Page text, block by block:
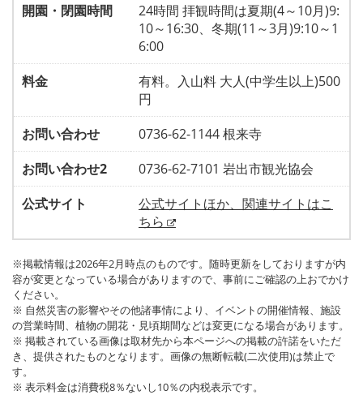
開園・閉園時間
24時間 拝観時間は夏期(4～10月)9:
10～16:30、冬期(11～3月)9:10～1
6:00
料金
有料。入山料 大人(中学生以上)500
円
お問い合わせ
0736-62-1144 根来寺
お問い合わせ2
0736-62-7101 岩出市観光協会
公式サイト
公式サイトほか、関連サイトはこ
ちら
※掲載情報は2026年2月時点のものです。随時更新をしておりますが内
容が変更となっている場合がありますので、事前にご確認の上おでかけ
ください。
※ 自然災害の影響やその他諸事情により、イベントの開催情報、施設
の営業時間、植物の開花・見頃期間などは変更になる場合があります。
※ 掲載されている画像は取材先から本ページへの掲載の許諾をいただ
き、提供されたものとなります。画像の無断転載(二次使用)は禁止で
す。
※ 表示料金は消費税8％ないし10％の内税表示です。